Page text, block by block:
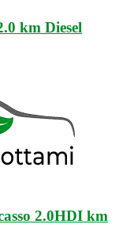
km Diesel
2.0HDI km